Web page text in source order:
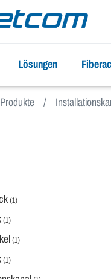
Lösungen
Produkte
(1)
(1)
(1)
(1)